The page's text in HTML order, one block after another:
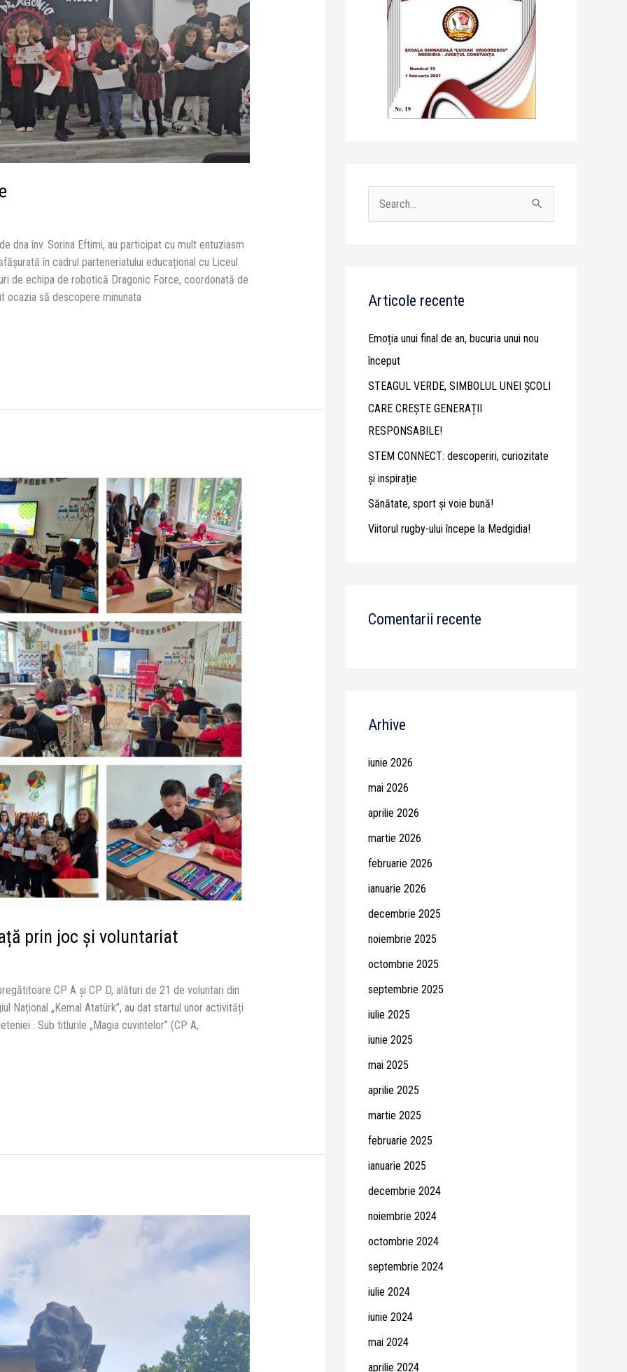
dna înv. Sorina Eftimi, au participat cu mult entuziasm
în cadrul parteneriatului educațional cu Liceul
de echipa de robotică Dragonic Force, coordonată de
ocazia să descopere minunata
prin joc și voluntariat
CP A și CP D, alături de 21 de voluntari din
Național „Kemal Atatürk”, au dat startul unor activități
. Sub titlurile „Magia cuvintelor” (CP A,
c
f
o
r
:
Articole recente
Emoția unui final de an, bucuria unui nou
început
STEAGUL VERDE, SIMBOLUL UNEI ȘCOLI
CARE CREȘTE GENERAȚII
RESPONSABILE!
STEM CONNECT: descoperiri, curiozitate
și inspirație
Sănătate, sport și voie bună!
Viitorul rugby-ului începe la Medgidia!
Comentarii recente
Arhive
iunie 2026
mai 2026
aprilie 2026
martie 2026
februarie 2026
ianuarie 2026
decembrie 2025
noiembrie 2025
octombrie 2025
septembrie 2025
iulie 2025
iunie 2025
mai 2025
aprilie 2025
martie 2025
februarie 2025
ianuarie 2025
decembrie 2024
noiembrie 2024
octombrie 2024
septembrie 2024
iulie 2024
iunie 2024
mai 2024
aprilie 2024